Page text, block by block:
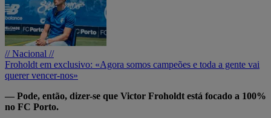
// Nacional //
Froholdt em exclusivo: «Agora somos campeões e toda a gente vai
querer vencer-nos»
— Pode, então, dizer-se que Victor Froholdt está focado a 100%
no FC Porto.